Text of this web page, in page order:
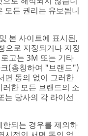
모든 권리는 유보됩니
본 사이트에 표시된,
로 지정되거나 지정
고는 3M 또는 기타
(총칭하여 "브랜드")
면 동의 없이 그러한
한 모든 브랜드의 소
는 당사의 각 라이선
되는 경우를 제외하